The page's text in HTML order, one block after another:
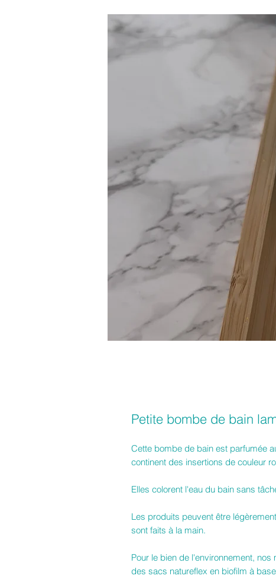
Petite bombe de bain
Cette bombe de bain est parfumée
continent des insertions de couleur
Elles colorent l'eau du bain sans
Les produits peuvent être
sont faits à la main.
Pour le bien de l'environnement,
des sacs natureflex en biofilm à